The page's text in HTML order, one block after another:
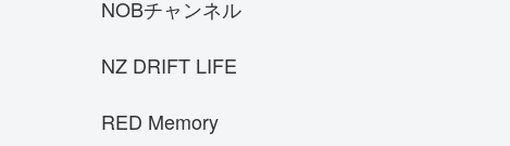
S14前期シルビア
三菱 スタリオン
WRX STI VAB
NOBチャンネル
NZ DRIFT LIFE
RED Memory